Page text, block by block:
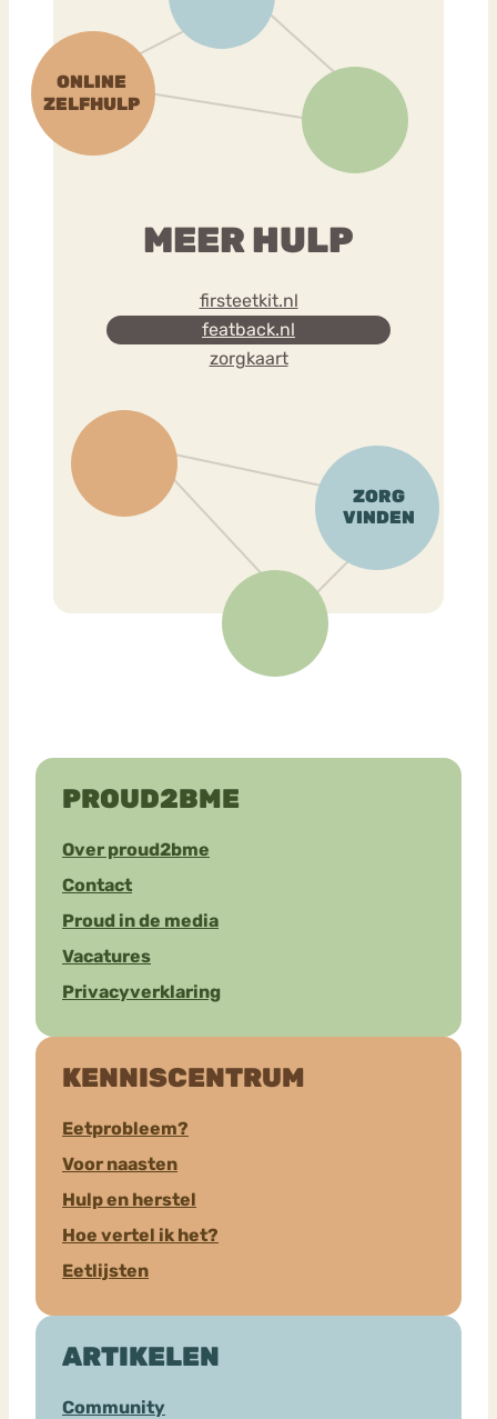
MEER HULP
firsteetkit.nl
featback.nl
zorgkaart
PROUD2BME
Over proud2bme
Contact
Proud in de media
Vacatures
Privacyverklaring
KENNISCENTRUM
Eetprobleem?
Voor naasten
Hulp en herstel
Hoe vertel ik het?
Eetlijsten
ARTIKELEN
Community